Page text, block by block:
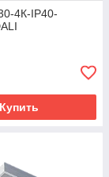
4К-IP40-
Купить